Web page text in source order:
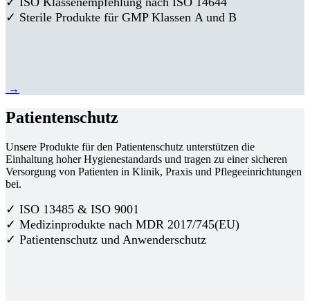
✓ Sterile Produkte für GMP Klassen A und B
→
Patientenschutz
Unsere Produkte für den Patientenschutz unterstützen die
Einhaltung hoher Hygienestandards und tragen zu einer sicheren
Versorgung von Patienten in Klinik, Praxis und Pflegeeinrichtungen
bei.
✓ ISO 13485 & ISO 9001
✓ Medizinprodukte nach MDR 2017/745(EU)
✓ Patientenschutz und Anwenderschutz